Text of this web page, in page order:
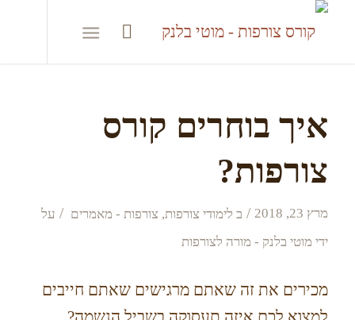
איך בוחרים קורס
צורפות?
מרץ 23, 2018 / ב לימודי צורפות, צורפות - מאמרים / על
ידי מוטי בלנק - מורה לצורפות
מכירים את זה שאתם מרגישים שאתם חייבים